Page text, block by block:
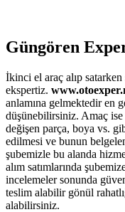
Güngören
İkinci el araç alıp
ekspertiz.
anlamına gelmektedir en
düşünebilirsiniz. Amaç
değişen parça, boya vs.
edilmesi ve bunun
şubemizle bu alanda
alım satımlarında
incelemeler sonunda
teslim alabilir gönül
alabilirsiniz.